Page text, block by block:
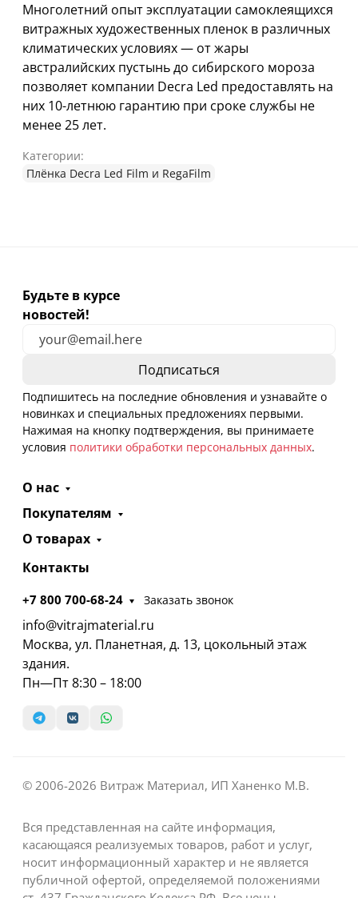
Многолетний опыт эксплуатации самоклеящихся
витражных художественных пленок в различных
климатических условиях — от жары
австралийских пустынь до сибирского мороза
позволяет компании Decra Led предоставлять на
них 10-летнюю гарантию при сроке службы не
менее 25 лет.
Категории:
Плёнка Decra Led Film и RegaFilm
Будьте в курсе
новостей!
Подпишитесь на последние обновления и узнавайте о
новинках и специальных предложениях первыми.
Нажимая на кнопку подтверждения, вы принимаете
условия политики обработки персональных данных.
О нас
Покупателям
О товарах
Контакты
+7 800 700-68-24 Заказать звонок
info@vitrajmaterial.ru
Москва, ул. Планетная, д. 13, цокольный этаж
здания.
Пн—Пт 8:30 – 18:00
© 2006-2026 Витраж Материал, ИП Ханенко М.В.
Вся представленная на сайте информация,
касающаяся реализуемых товаров, работ и услуг,
носит информационный характер и не является
публичной офертой, определяемой положениями